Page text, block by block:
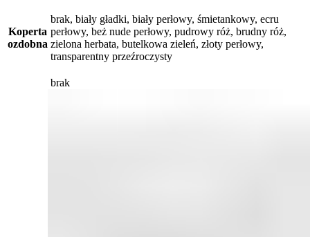
Koperta
ozdobna
brak, biały gładki, biały perłowy, śmietankowy, ecru
perłowy, beż nude perłowy, pudrowy róż, brudny róż,
zielona herbata, butelkowa zieleń, złoty perłowy,
transparentny przeźroczysty
brak